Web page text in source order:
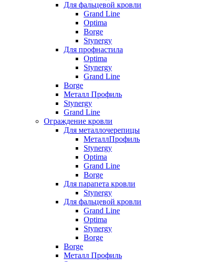
Для фальцевой кровли
Grand Line
Optima
Borge
Stynergy
Для профнастила
Optima
Stynergy
Grand Line
Borge
Металл Профиль
Stynergy
Grand Line
Ограждение кровли
Для металлочерепицы
МеталлПрофиль
Stynergy
Optima
Grand Line
Borge
Для парапета кровли
Stynergy
Для фальцевой кровли
Grand Line
Optima
Stynergy
Borge
Borge
Металл Профиль